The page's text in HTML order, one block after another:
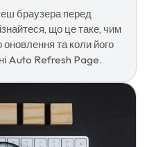
браузера перед
що це таке, чим
оновлення та коли його
Auto Refresh Page.